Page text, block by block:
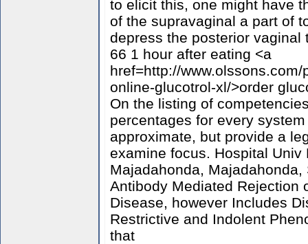
to elicit this, one might have
of the supravaginal a part of
depress the posterior vaginal
66 1 hour after eating <a
href=http://
online-glucotrol-xl/>order
On the listing of
percentages for every
approximate, but provide a
examine focus. Hospital Univ
Majadahonda, Majadahonda,
Antibody Mediated Rejection
Disease, however Includes
Restrictive and Indolent
that